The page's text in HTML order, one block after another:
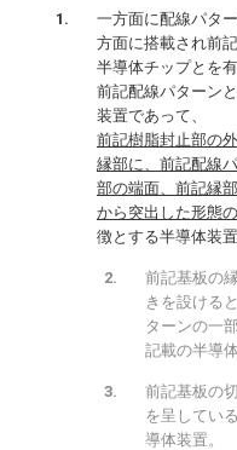
一方面に配線パタ
方面に搭載され前
半導体チップとを
前記配線パターン
装置であって、
前記樹脂封止部の
縁部に、前記配線
部の端面、前記縁
から突出した形態
徴とする半導体装置
前記基板の
きを設ける
ターンの一
記載の半導体
前記基板の
を呈してい
導体装置。